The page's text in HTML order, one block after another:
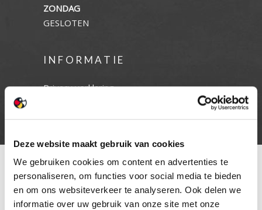
Deze website maakt gebruik van cookies
We gebruiken cookies om content en advertenties te
personaliseren, om functies voor social media te bieden
en om ons websiteverkeer te analyseren. Ook delen we
informatie over uw gebruik van onze site met onze
ZONDAG
GESLOTEN
INFORMATIE
Privacy verklaring
Contact